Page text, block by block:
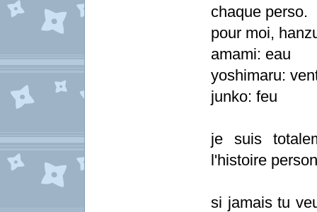
chaque perso.
pour moi,
amami: eau
yoshimaru:
junko: feu
je suis
l'histoire
si jamais tu